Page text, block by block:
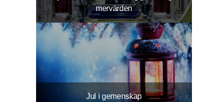
mervärden
Jul i gemenskap